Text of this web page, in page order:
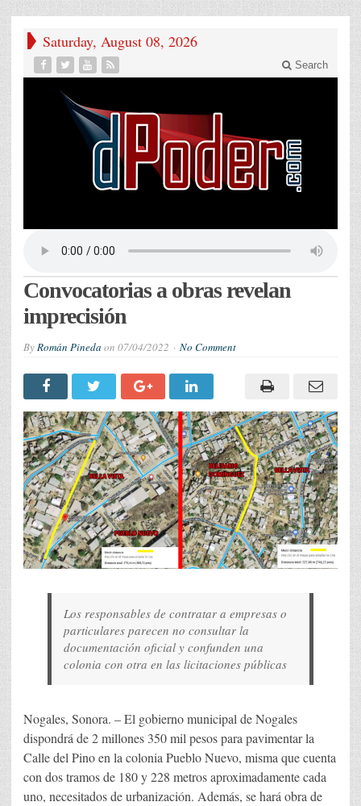
Saturday, August 08, 2026
Search
Convocatorias a obras revelan
imprecisión
ByRomán Pineda on 07/04/2022 No Comment
Los responsables de contratar a empresas o
particulares parecen no consultar la
documentación oficial y confunden una
colonia con otra en las licitaciones públicas
Nogales, Sonora. – El gobierno municipal de Nogales
dispondrá de 2 millones 350 mil pesos para pavimentar la
Calle del Pino en la colonia Pueblo Nuevo, misma que cuenta
con dos tramos de 180 y 228 metros aproximadamente cada
uno, necesitados de urbanización. Además, se hará obra de